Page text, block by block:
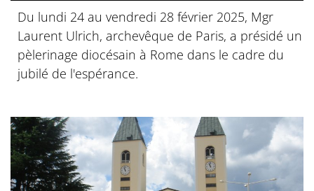
Du lundi 24 au vendredi 28 février 2025, Mgr
Laurent Ulrich, archevêque de Paris, a présidé un
pèlerinage diocésain à Rome dans le cadre du
jubilé de l'espérance.